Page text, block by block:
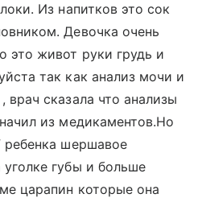
Из напитков это сок
Девочка очень
это живот руки грудь и
так как анализ мочи и
сказала что анализы
из медикаментов.Но
ребенка шершавое
уголке губы и больше
царапин которые она